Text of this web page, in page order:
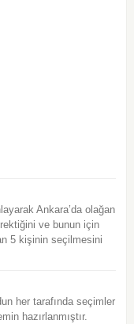
Ankara’da olağan
ve bunun için
5 kişinin seçilmesini
her tarafında seçimler
hazırlanmıştır.